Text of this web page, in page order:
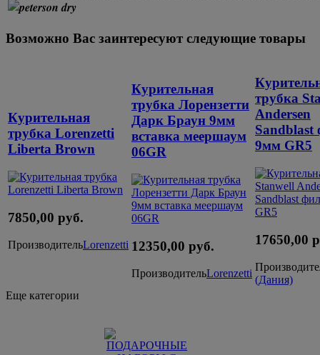
Возможно Вас заинтересуют следующие товары
Курительная
трубка Lorenzetti
Liberta Brown
7850,00 руб.
ПроизводительLorenzetti
Курительная
трубка Лорензетти
Дарк Браун 9мм
вставка меершаум
06GR
12350,00 руб.
ПроизводительLorenzetti
трубка
Andersen
Sandblast
9мм GR5
17650,00
(Дания)
Еще категории